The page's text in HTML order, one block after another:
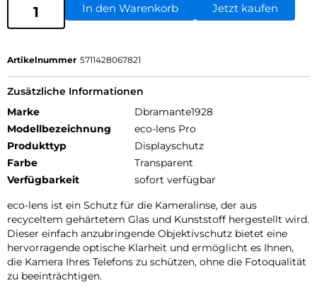
In den Warenkorb Jetzt kaufen
Artikelnummer 5711428067821
Zusätzliche Informationen
Marke
Dbramante1928
Modellbezeichnung
eco-lens Pro
Produkttyp
Displayschutz
Farbe
Transparent
Verfügbarkeit
sofort verfügbar
eco-lens ist ein Schutz für die Kameralinse, der aus
recyceltem gehärtetem Glas und Kunststoff hergestellt wird.
Dieser einfach anzubringende Objektivschutz bietet eine
hervorragende optische Klarheit und ermöglicht es Ihnen,
die Kamera Ihres Telefons zu schützen, ohne die Fotoqualität
zu beeinträchtigen.